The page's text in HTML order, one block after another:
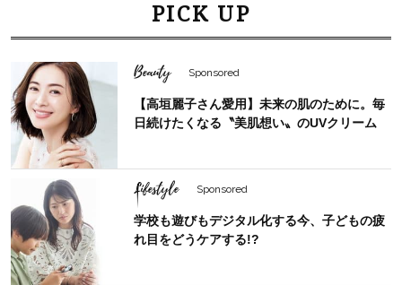
PICK UP
Beauty Sponsored
【高垣麗子さん愛用】未来の肌のために。毎
日続けたくなる〝美肌想い〟のUVクリーム
Lifestyle Sponsored
学校も遊びもデジタル化する今、子どもの疲
れ目をどうケアする!?